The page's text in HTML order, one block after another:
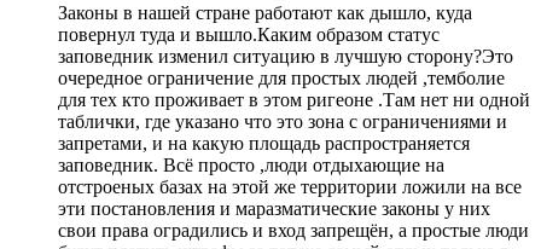
Законы в нашей стране работают как дышло, куда
повернул туда и вышло.Каким образом статус
заповедник изменил ситуацию в лучшую сторону?Это
очередное ограничение для простых людей ,темболие
для тех кто проживает в этом ригеоне .Там нет ни одной
таблички, где указано что это зона с ограничениями и
запретами, и на какую площадь распространяется
заповедник. Всё просто ,люди отдыхающие на
отстроеных базах на этой же территории ложили на все
эти постановления и маразматические законы у них
свои права оградились и вход запрещён, а простые люди